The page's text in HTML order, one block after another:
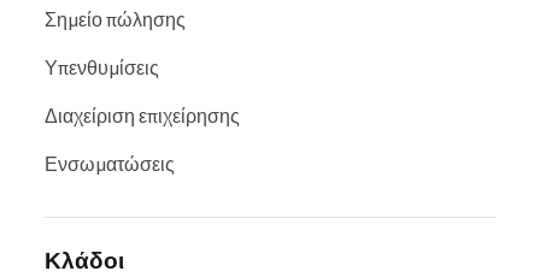
Σημείο πώλησης
Υπενθυμίσεις
Διαχείριση επιχείρησης
Ενσωματώσεις
Κλάδοι